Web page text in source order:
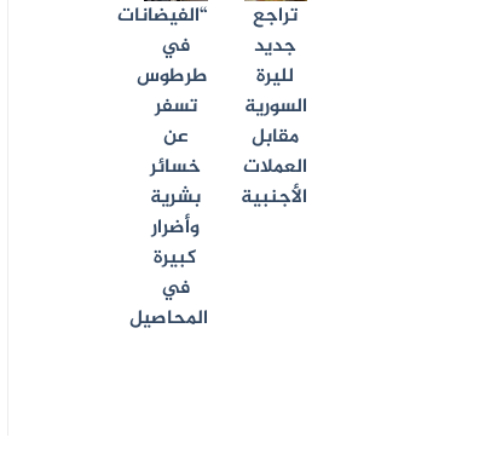
تراجع
جديد
لليرة
السورية
مقابل
العملات
الأجنبية
“الفيضانات
في
طرطوس
تسفر
عن
خسائر
بشرية
وأضرار
كبيرة
في
المحاصيل